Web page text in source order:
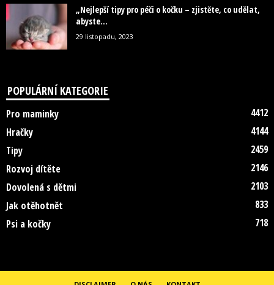
„Nejlepší tipy pro péči o kočku – zjistěte, co udělat,
abyste...
29 listopadu, 2023
POPULÁRNÍ KATEGORIE
Pro maminky
4412
Hračky
4144
Tipy
2459
Rozvoj dítěte
2146
Dovolená s dětmi
2103
Jak otěhotnět
833
Psi a kočky
718